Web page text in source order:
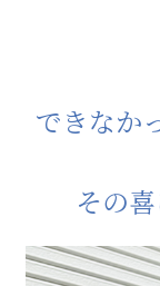
できなか
その